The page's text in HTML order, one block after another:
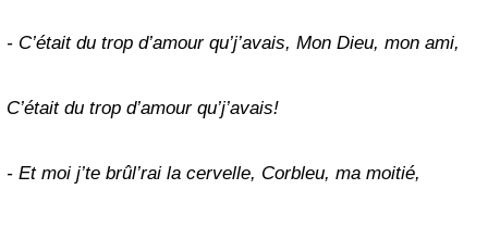
- C’était du trop d’amour qu’j’avais, Mon Dieu, mon ami,
C’était du trop d’amour qu’j’avais!
- Et moi j’te brûl’rai la cervelle, Corbleu, ma moitié,